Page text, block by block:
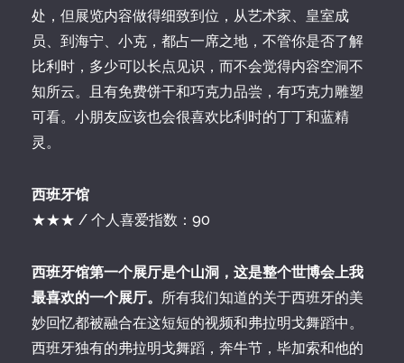
处，但展览内容做得细致到位，从艺术家、皇室成
员、到海宁、小克，都占一席之地，不管你是否了解
比利时，多少可以长点见识，而不会觉得内容空洞不
知所云。且有免费饼干和巧克力品尝，有巧克力雕塑
可看。小朋友应该也会很喜欢比利时的丁丁和蓝精
灵。
西班牙馆
★★★ / 个人喜爱指数：90
西班牙馆第一个展厅是个山洞，这是整个世博会上我
最喜欢的一个展厅。 所有我们知道的关于西班牙的美
妙回忆都被融合在这短短的视频和弗拉明戈舞蹈中。
西班牙独有的弗拉明戈舞蹈，奔牛节，毕加索和他的